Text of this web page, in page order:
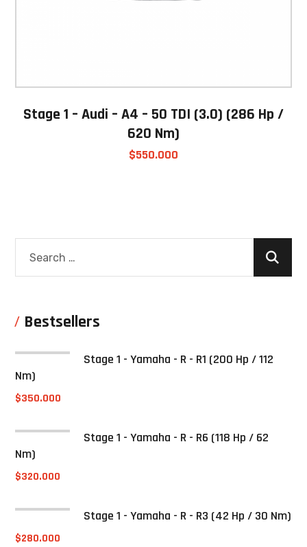
Stage 1 – Audi – A4 – 50 TDI (3.0) (286 Hp /
620 Nm)
$550.000
Bestsellers
Stage 1 - Yamaha - R - R1 (200 Hp / 112
Nm)
$350.000
Stage 1 - Yamaha - R - R6 (118 Hp / 62
Nm)
$320.000
Stage 1 - Yamaha - R - R3 (42 Hp / 30 Nm)
$280.000